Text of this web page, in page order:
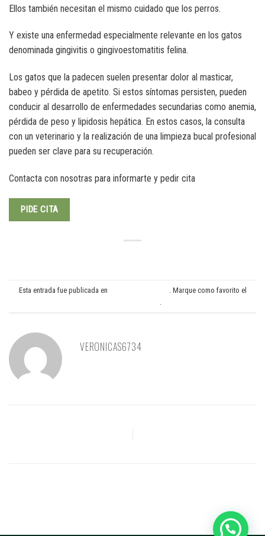
Ellos también necesitan el mismo cuidado que los perros.
Y existe una enfermedad especialmente relevante en los gatos
denominada gingivitis o gingivoestomatitis felina.
Los gatos que la padecen suelen presentar dolor al masticar,
babeo y pérdida de apetito. Si estos síntomas persisten, pueden
conducir al desarrollo de enfermedades secundarias como anemia,
pérdida de peso y lipidosis hepática. En estos casos, la consulta
con un veterinario y la realización de una limpieza bucal profesional
pueden ser clave para su recuperación.
Contacta con nosotras para informarte y pedir cita
PIDE CITA
Esta entrada fue publicada en
. Marque como favorito el
VERONICAS6734